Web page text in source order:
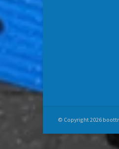
© Copyright 2026